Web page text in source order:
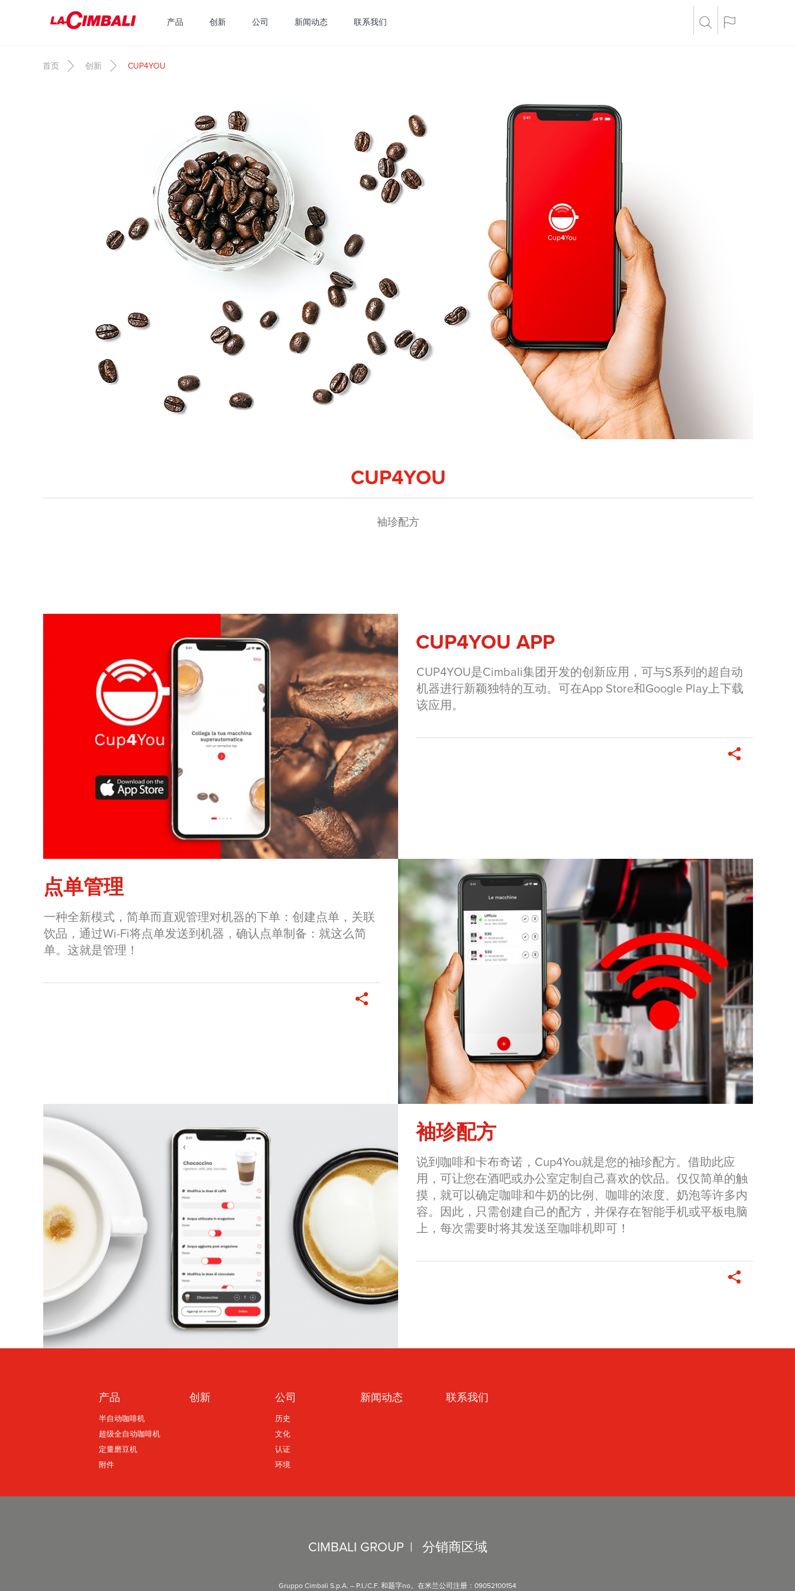
产品
创新 公司 新闻动态 联系我们
首页 创新 CUP4YOU
CUP4YOU
袖珍配方
CUP4YOU APP
CUP4YOU是Cimbali集团开发的创新应用，可与S系列的超自动
机器进行新颖独特的互动。可在App Store和Google Play上下载
该应用。
点单管理
一种全新模式，简单而直观管理对机器的下单：创建点单，关联
饮品，通过Wi-Fi将点单发送到机器，确认点单制备：就这么简
单。这就是管理！
袖珍配方
说到咖啡和卡布奇诺，Cup4You就是您的袖珍配方。借助此应
用，可让您在酒吧或办公室定制自己喜欢的饮品。仅仅简单的触
摸，就可以确定咖啡和牛奶的比例、咖啡的浓度、奶泡等许多内
容。因此，只需创建自己的配方，并保存在智能手机或平板电脑
上，每次需要时将其发送至咖啡机即可！
产品
半自动咖啡机
超级全自动咖啡机
定量磨豆机
附件
创新 公司
历史
文化
认证
环境
新闻动态 联系我们
CIMBALI GROUP | 分销商区域
Gruppo Cimbali S.p.A. – P.I./C.F. 和题字no。在米兰公司注册：09052100154